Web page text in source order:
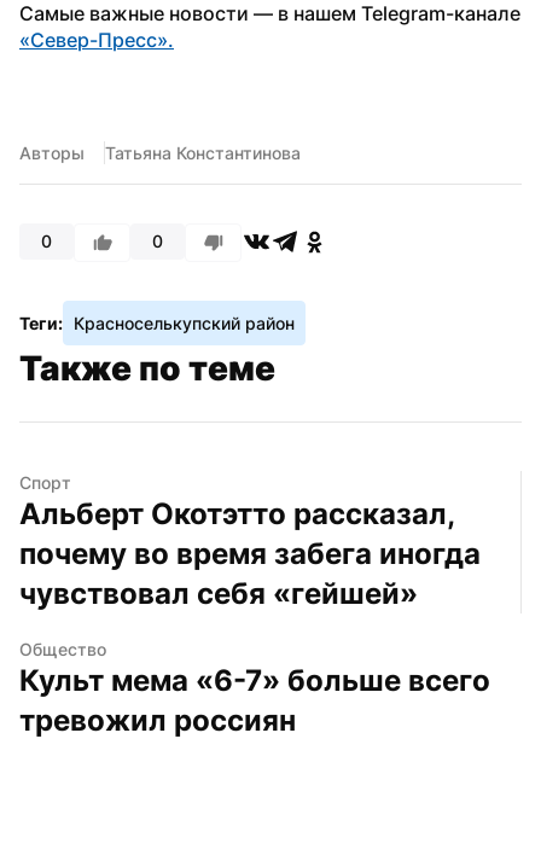
«Север-Пресс».
Авторы Татьяна Константинова
0 0
Теги: Красноселькупский район
Также по теме
Спорт
Альберт Окотэтто рассказал,
почему во время забега иногда
чувствовал себя «гейшей»
Общество
Культ мема «6-7» больше всего
тревожил россиян